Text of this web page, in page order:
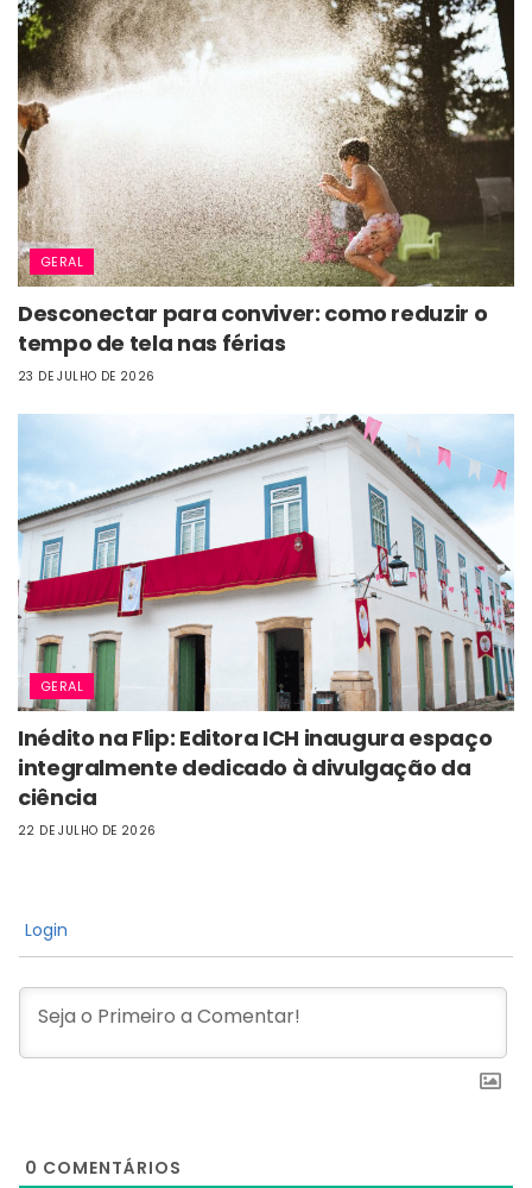
GERAL
Desconectar para conviver: como reduzir o
tempo de tela nas férias
23 DE JULHO DE 2026
GERAL
Inédito na Flip: Editora ICH inaugura espaço
integralmente dedicado à divulgação da
ciência
22 DE JULHO DE 2026
Login
0 COMENTÁRIOS